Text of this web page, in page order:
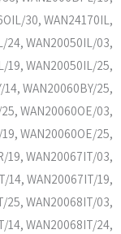
30, WAN24170IL,
24, WAN20050IL/03,
19, WAN20050IL/25,
WAN20060BY/25,
WAN20060OE/03,
WAN20060OE/25,
19, WAN20067IT/03,
14, WAN20067IT/19,
25, WAN20068IT/03,
14, WAN20068IT/24,